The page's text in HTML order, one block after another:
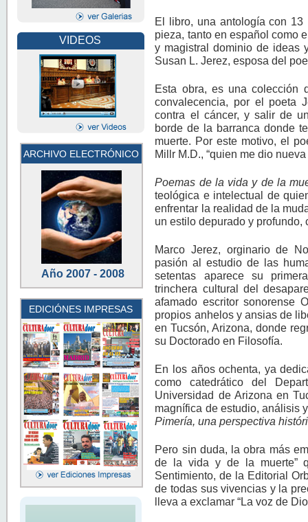
VIDEOS
ARCHIVO ELECTRÓNICO
Año 2007 - 2008
EDICIÓNES IMPRESAS
El libro, una antología con
pieza, tanto en español como
y magistral dominio de ideas
Susan L. Jerez, esposa del
Esta obra, es una colección
convalecencia, por el poeta
contra el cáncer, y salir de
borde de la barranca donde
muerte. Por este motivo, el
Millr M.D., “quien me dio
Poemas de la vida y de la
teológica e intelectual de
enfrentar la realidad de la
un estilo depurado y
Marco Jerez, orginario de
pasión al estudio de las
setentas aparece su
trinchera cultural del
afamado escritor sonorense
propios anhelos y ansias de
en Tucsón, Arizona, donde
su Doctorado en Filosofía.
En los años ochenta, ya
como catedrático del
Universidad de Arizona en
magnífica de estudio, análisis
Pimería, una perspectiva
Pero sin duda, la obra más
de la vida y de la muerte”
Sentimiento, de la Editorial
de todas sus vivencias y la
lleva a exclamar “La voz de